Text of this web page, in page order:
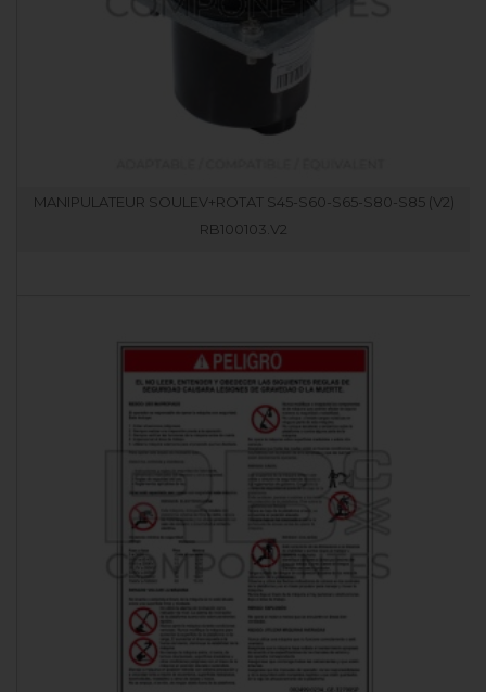
MANIPULATEUR SOULEV+ROTAT S45-S60-S65-S80-S85 (V2)
RB100103.V2